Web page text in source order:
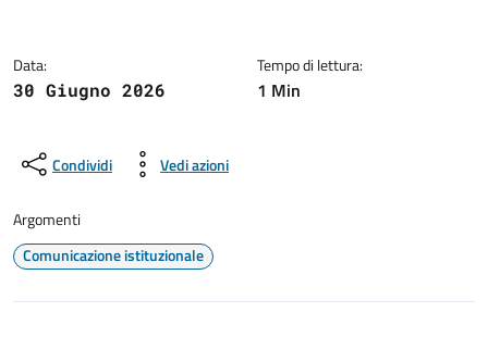
Data:
30 Giugno 2026
Tempo di lettura:
1 Min
Condividi Vedi azioni
Argomenti
Comunicazione istituzionale